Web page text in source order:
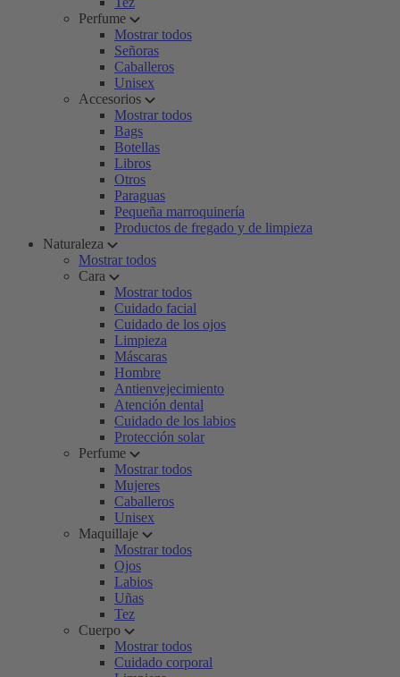
Perfume
Mostrar todos
Señoras
Caballeros
Unisex
Accesorios
Mostrar todos
Bags
Botellas
Libros
Otros
Paraguas
Pequeña marroquinería
Productos de fregado y de limpieza
Naturaleza
Mostrar todos
Cara
Mostrar todos
Cuidado facial
Cuidado de los ojos
Limpieza
Máscaras
Hombre
Antienvejecimiento
Atención dental
Cuidado de los labios
Protección solar
Perfume
Mostrar todos
Mujeres
Caballeros
Unisex
Maquillaje
Mostrar todos
Ojos
Labios
Uñas
Tez
Cuerpo
Mostrar todos
Cuidado corporal